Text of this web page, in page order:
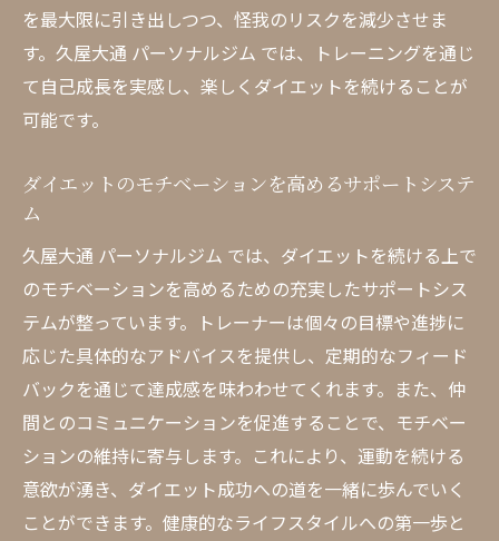
を最大限に引き出しつつ、怪我のリスクを減少させま
す。久屋大通 パーソナルジム では、トレーニングを通じ
て自己成長を実感し、楽しくダイエットを続けることが
可能です。
ダイエットのモチベーションを高めるサポートシステ
ム
久屋大通 パーソナルジム では、ダイエットを続ける上で
のモチベーションを高めるための充実したサポートシス
テムが整っています。トレーナーは個々の目標や進捗に
応じた具体的なアドバイスを提供し、定期的なフィード
バックを通じて達成感を味わわせてくれます。また、仲
間とのコミュニケーションを促進することで、モチベー
ションの維持に寄与します。これにより、運動を続ける
意欲が湧き、ダイエット成功への道を一緒に歩んでいく
ことができます。健康的なライフスタイルへの第一歩と